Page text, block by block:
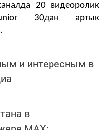
20 видеоролик
30дан артык
и интересным в
в